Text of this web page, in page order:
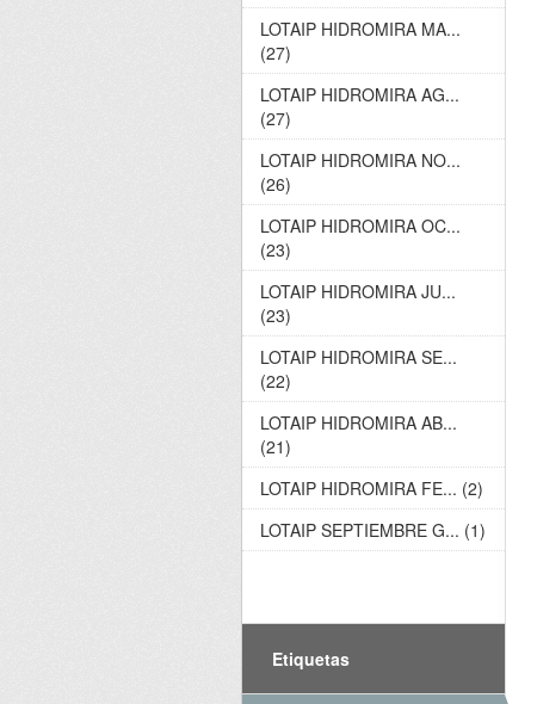
LOTAIP HIDROMIRA MA...
(27)
LOTAIP HIDROMIRA AG...
(27)
LOTAIP HIDROMIRA NO...
(26)
LOTAIP HIDROMIRA OC...
(23)
LOTAIP HIDROMIRA JU...
(23)
LOTAIP HIDROMIRA SE...
(22)
LOTAIP HIDROMIRA AB...
(21)
LOTAIP HIDROMIRA FE... (2)
LOTAIP SEPTIEMBRE G... (1)
Etiquetas